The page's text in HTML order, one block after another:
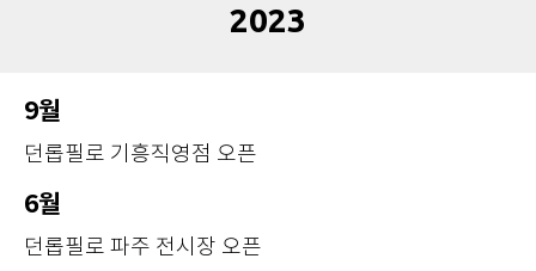
2023
9월
던롭필로 기흥직영점 오픈
6월
던롭필로 파주 전시장 오픈